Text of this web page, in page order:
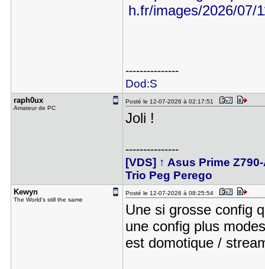
---------------
Dod:S
raph0ux
Amateur de PC
Posté le 12-07-2026 à 02:17:51
Joli !
---------------
[VDS] ↑ Asus Prime
Trio Peg Perego
Kewyn
The World's still the same
Posté le 12-07-2026 à 08:25:54
Une si grosse config
une config plus
est domotique /